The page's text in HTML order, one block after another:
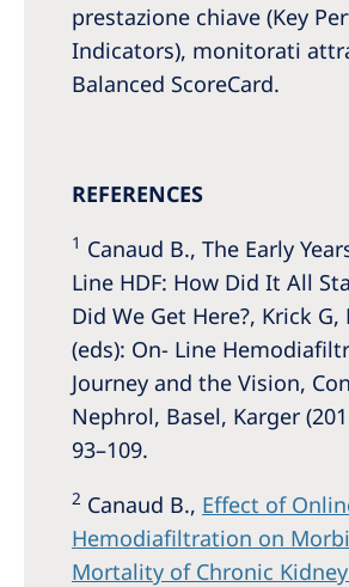
prestazione chiave (Key
Indicators), monitorati
Balanced ScoreCard.
REFERENCES
1 Canaud B., The Early
Line HDF: How Did It All
Did We Get Here?, Krick G,
(eds): On- Line
Journey and the Vision,
Nephrol, Basel, Karger
93–109.
2 Canaud B., Effect of
Hemodiafiltration on
Mortality of Chronic